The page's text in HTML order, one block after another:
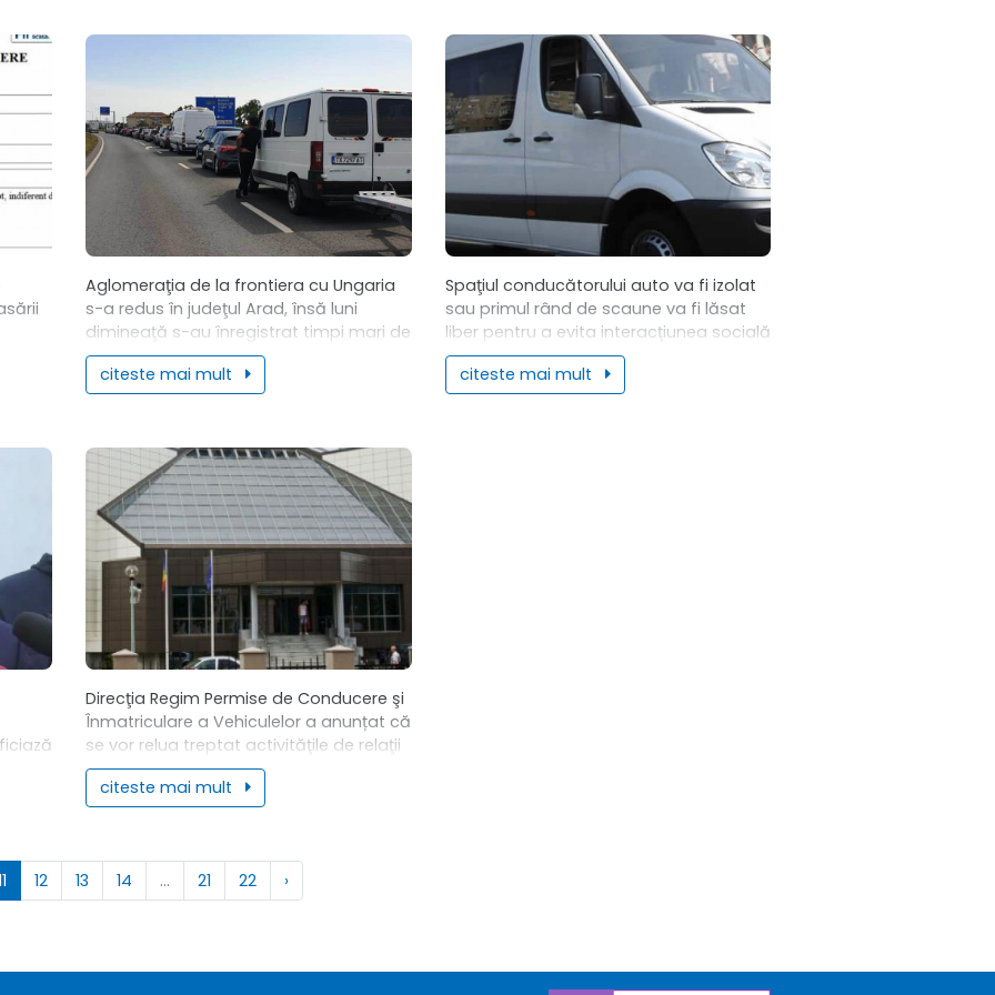
în
Aglomeraţia de la frontiera cu Ungaria
s-a redus în judeţul Arad, însă luni
dimineaţă s-au înregistrat timpi mari de
aşteptare pentru procedurile de
tranzitare pe sensul de intrare în ţară...
citeste mai mult
Spaţiul conducătorului auto va fi izolat
sau primul rând de scaune va fi lăsat
liber pentru a evita interacţiunea socială
iar pentru microbuze este permis doar
transportul persoanelor pe scaune,...
citeste mai mult
și
Direcţia Regim Permise de Conducere şi
Înmatriculare a Vehiculelor a anunțat că
se vor relua treptat activităţile de relaţii
cu publicul la toate serviciile publice
comunitare, excepție făcând cele
citeste mai mult
12 13 14 ... 21 22 ›